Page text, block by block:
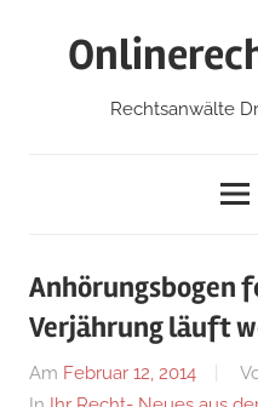
Rechtsanwälte
Anhörungsbogen
Verjährung läuft
Am Februar 12, 2014